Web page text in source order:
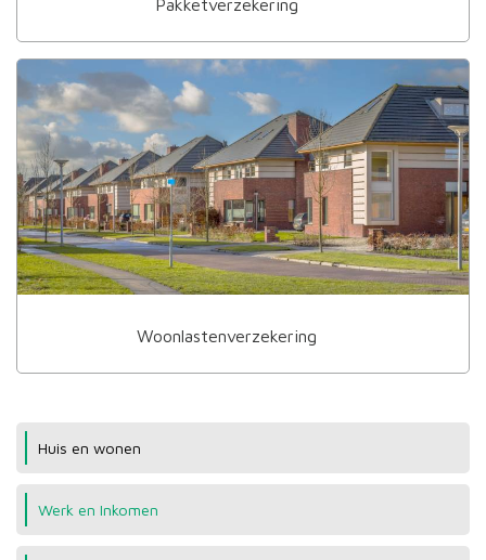
Pakketverzekering
Woonlastenverzekering
Huis en wonen
Werk en Inkomen